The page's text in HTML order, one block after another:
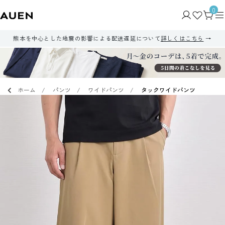
0
熊本を中心とした地震の影響による配送遅延について詳しくはこちら
ホーム パンツ ワイドパンツ タックワイドパンツ